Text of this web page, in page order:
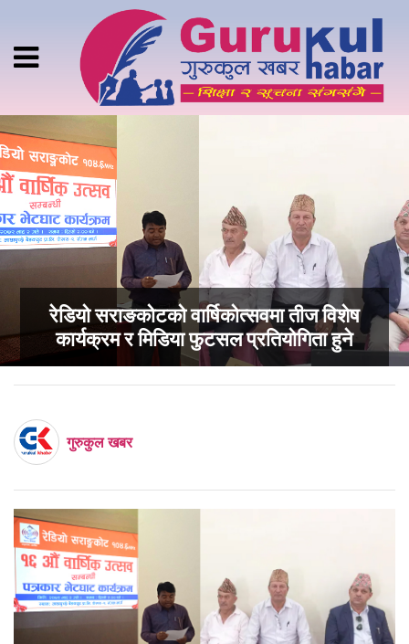
रेडियो सराङकोटको वार्षिकोत्सवमा तीज विशेष
कार्यक्रम र मिडिया फुटसल प्रतियोगिता हुने
गुरुकुल खबर